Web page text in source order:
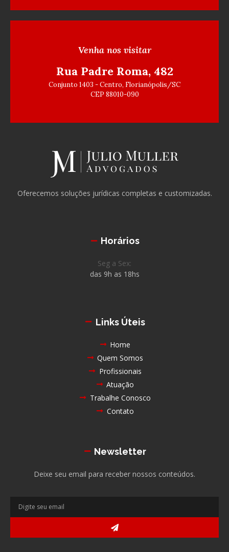
Venha nos visitar
Rua Padre Roma, 482
Conjunto 1403 - Centro, Florianópolis/SC
CEP 88010-090
Oferecemos soluções jurídicas completas e customizadas.
Horários
Seg a Sex:
das 9h as 18hs
Links Úteis
Home
Quem Somos
Profissionais
Atuação
Trabalhe Conosco
Contato
Newsletter
Deixe seu email para receber nossos conteúdos.